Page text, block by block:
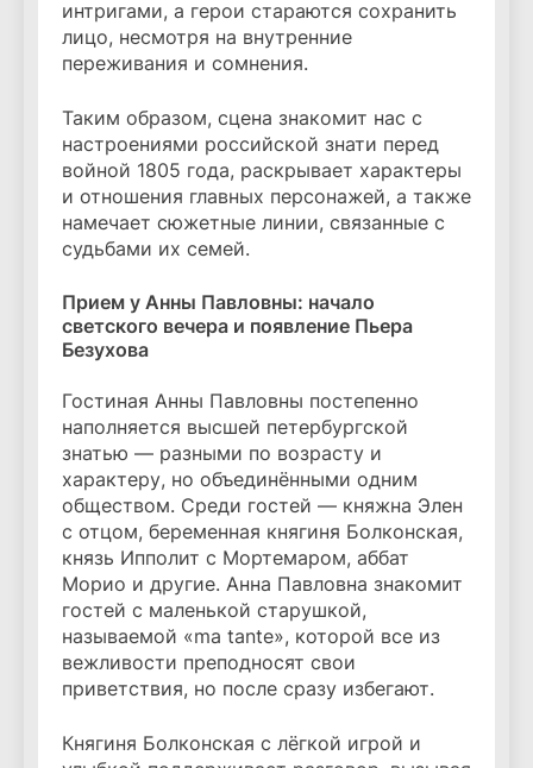
интригами, а герои стараются сохранить
лицо, несмотря на внутренние
переживания и сомнения.
Таким образом, сцена знакомит нас с
настроениями российской знати перед
войной 1805 года, раскрывает характеры
и отношения главных персонажей, а также
намечает сюжетные линии, связанные с
судьбами их семей.
Прием у Анны Павловны: начало
светского вечера и появление Пьера
Безухова
Гостиная Анны Павловны постепенно
наполняется высшей петербургской
знатью — разными по возрасту и
характеру, но объединёнными одним
обществом. Среди гостей — княжна Элен
с отцом, беременная княгиня Болконская,
князь Ипполит с Мортемаром, аббат
Морио и другие. Анна Павловна знакомит
гостей с маленькой старушкой,
называемой «ma tante», которой все из
вежливости преподносят свои
приветствия, но после сразу избегают.
Княгиня Болконская с лёгкой игрой и